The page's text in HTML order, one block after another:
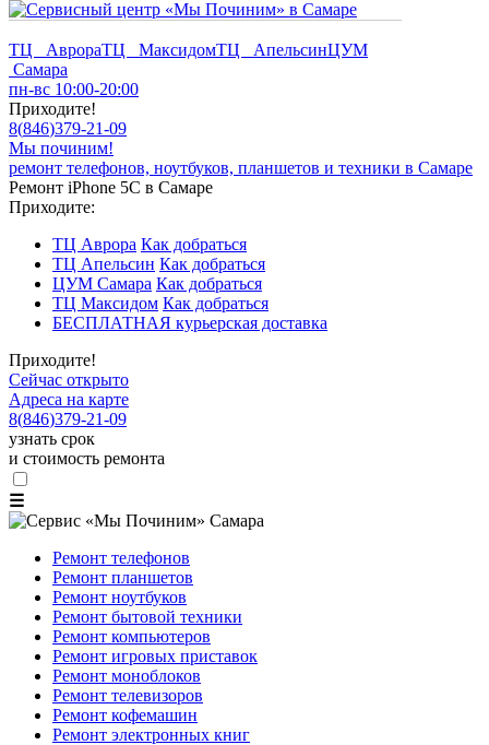
ТЦ АврораТЦ МаксидомТЦ АпельсинЦУМ
Самара
пн-вс 10:00-20:00
Приходите!
8(846)379-21-09
Мы починим!
ремонт телефонов, ноутбуков, планшетов и техники в Самаре
Ремонт iPhone 5C в Самаре
Приходите:
ТЦ Аврора Как добраться
ТЦ Апельсин Как добраться
ЦУМ Самара Как добраться
ТЦ Максидом Как добраться
БЕСПЛАТНАЯ курьерская доставка
Приходите!
Сейчас открыто
Адреса на карте
8(846)379-21-09
узнать срок
и стоимость ремонта
☰
Ремонт телефонов
Ремонт планшетов
Ремонт ноутбуков
Ремонт бытовой техники
Ремонт компьютеров
Ремонт игровых приставок
Ремонт моноблоков
Ремонт телевизоров
Ремонт кофемашин
Ремонт электронных книг